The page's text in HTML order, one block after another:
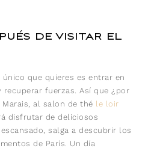
de visitar el
que quieres es entrar en
fuerzas. Así que ¿por
al salon de thé le loir
disfrutar de deliciosos
salga a descubrir los
de París. Un día